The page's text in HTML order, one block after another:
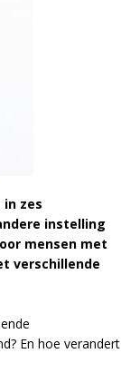
zes
instelling
mensen met
verschillende
En hoe verandert